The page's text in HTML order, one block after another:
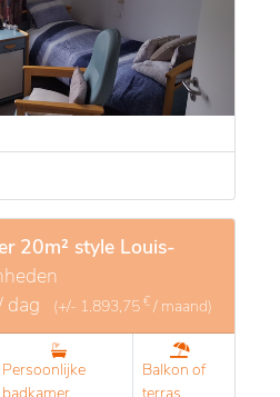
20m² style Louis-
dag (+/- 1.893,75 € / maand)
Persoonlijke
Balkon of